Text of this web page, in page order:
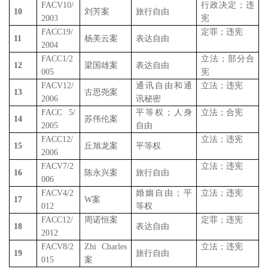
10
FACV10/
2003
刘芳案 旅行自由
行政决定；违
宪
11
FACC19/
2004
杨美云案 表达自由
定罪；违宪
12
FACC1/2
005
梁国雄案 表达自由
立法；部分合
宪
13
FACV12/
2006
古思尧案
通讯自由和通
讯秘密
立法；违宪
14
FACC 5/
2005
苏伟伦案
平等权；人身
自由
立法；合宪
15
FACC12/
2006
丘旭龙案 平等权
立法；违宪
16
FACV7/2
006
陈永兴案 旅行自由
立法；违宪
17
FACV4/2
012
W案
婚姻自由；平
等权
立法；违宪
18
FACC12/
2012
周诺恒案
表达自由
定罪；违宪
19
FACV8/2
015
Zhi Charles
案
旅行自由
立法；违宪